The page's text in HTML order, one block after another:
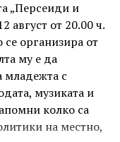
„Персеиди и
август от 20.00 ч.
организира от
му е да
с
музиката и
колко са
на местно,